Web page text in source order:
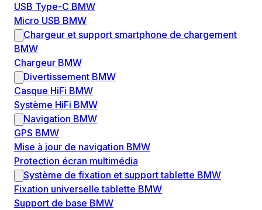
USB Type-C BMW
Micro USB BMW
Chargeur et support smartphone de chargement
BMW
Chargeur BMW
Divertissement BMW
Casque HiFi BMW
Système HiFi BMW
Navigation BMW
GPS BMW
Mise à jour de navigation BMW
Protection écran multimédia
Système de fixation et support tablette BMW
Fixation universelle tablette BMW
Support de base BMW